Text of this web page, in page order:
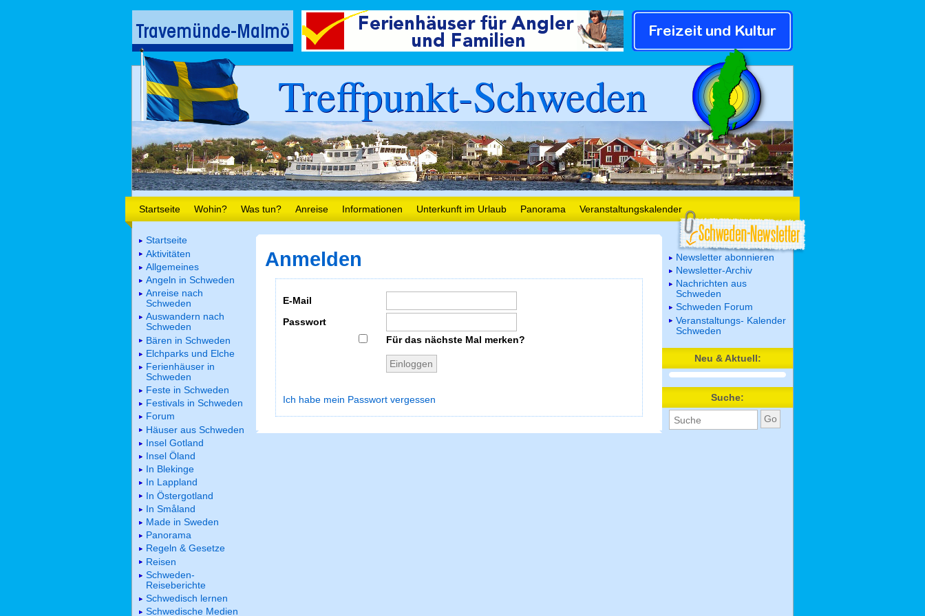
Treffpunkt-Schweden
Startseite Wohin? Was tun? Anreise Informationen Unterkunft im Urlaub Panorama Veranstaltungskalender
Anmelden
E-Mail
Passwort
Für das nächste Mal merken?
Ich habe mein Passwort vergessen
Startseite
Aktivitäten
Allgemeines
Angeln in Schweden
Anreise nach
Schweden
Auswandern nach
Schweden
Bären in Schweden
Elchparks und Elche
Ferienhäuser in
Schweden
Feste in Schweden
Festivals in Schweden
Forum
Häuser aus Schweden
Insel Gotland
Insel Öland
In Blekinge
In Lappland
In Östergotland
In Småland
Made in Sweden
Panorama
Regeln & Gesetze
Reisen
Schweden-
Reiseberichte
Schwedisch lernen
Schwedische Medien
Newsletter abonnieren
Newsletter-Archiv
Nachrichten aus
Schweden
Schweden Forum
Veranstaltungs- Kalender
Schweden
Neu & Aktuell:
Suche: